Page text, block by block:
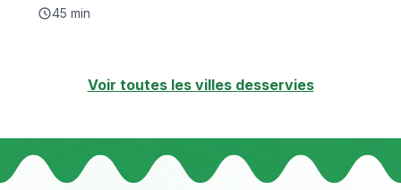
45 min
Voir toutes les villes desservies